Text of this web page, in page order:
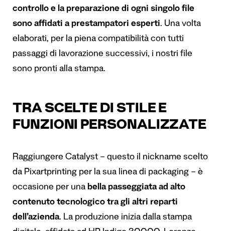
controllo e la preparazione di ogni singolo file
sono affidati a prestampatori esperti. Una volta
elaborati, per la piena compatibilità con tutti
passaggi di lavorazione successivi, i nostri file
sono pronti alla stampa.
TRA SCELTE DI STILE E
FUNZIONI PERSONALIZZATE
Raggiungere Catalyst – questo il nickname scelto
da Pixartprinting per la sua linea di packaging – è
occasione per una bella passeggiata ad alto
contenuto tecnologico tra gli altri reparti
dell’azienda. La produzione inizia dalla stampa